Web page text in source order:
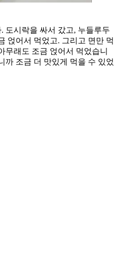
도시락을 싸서 갔고, 누들루두
얹어서 먹었고. 그리고 면만 먹
무래도 조금 얹어서 먹었습니
까 조금 더 맛있게 먹을 수 있었